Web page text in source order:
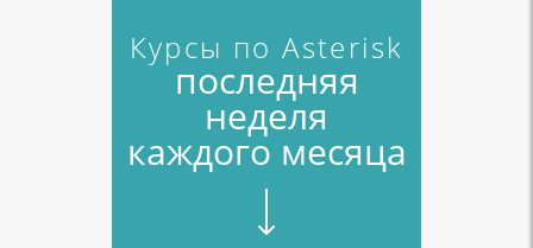
Курсы по Asterisk
последняя
неделя
каждого месяца